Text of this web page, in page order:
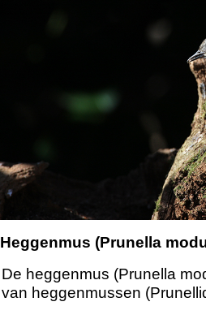
Heggenmus (Prunella
De heggenmus (Prunella
van heggenmussen